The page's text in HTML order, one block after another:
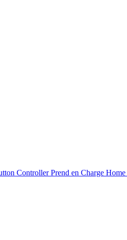
Controller Prend en Charge